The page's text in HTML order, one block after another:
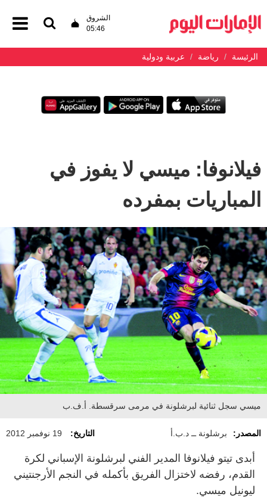
الشروق
05:46
الرئيسة رياضة عربية ودولية
فيلانوفا: ميسي لا يفوز في
المباريات بمفرده
ميسي سجل ثنائية لبرشلونة في مرمى سرقسطة. أ.ف.ب
المصدر: برشلونة ــ د.ب.أ التاريخ: 19 نوفمبر 2012
أبدى تيتو فيلانوفا المدير الفني لبرشلونة الإسباني لكرة
القدم، رفضه لاختزال الفريق بأكمله في النجم الأرجنتيني
ليونيل ميسي.